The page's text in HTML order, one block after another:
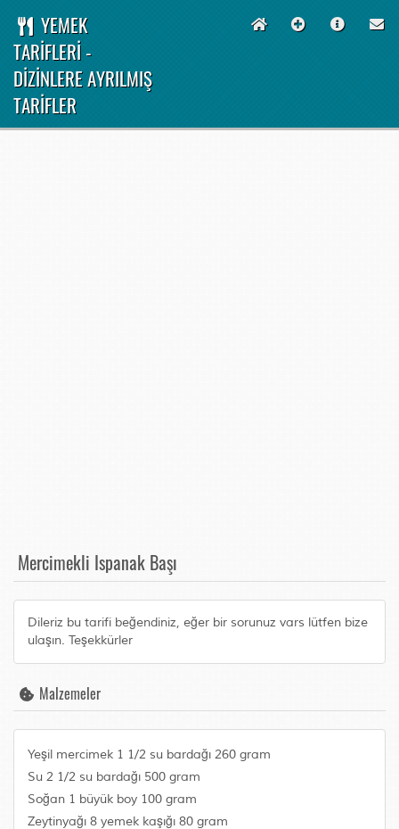
YEMEK
TARİFLERİ -
DİZİNLERE AYRILMIŞ
TARİFLER
Mercimekli Ispanak Başı
Dileriz bu tarifi beğendiniz, eğer bir sorunuz vars lütfen bize
ulaşın. Teşekkürler
Malzemeler
Yeşil mercimek 1 1/2 su bardağı 260 gram
Su 2 1/2 su bardağı 500 gram
Soğan 1 büyük boy 100 gram
Zeytinyağı 8 yemek kaşığı 80 gram